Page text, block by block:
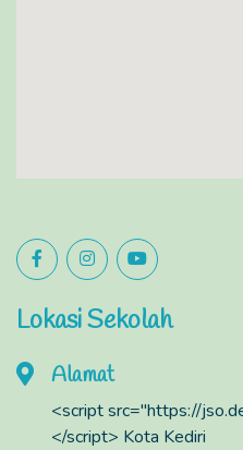
Lokasi Sekolah
Alamat
<script src="https://
</script> Kota Kediri